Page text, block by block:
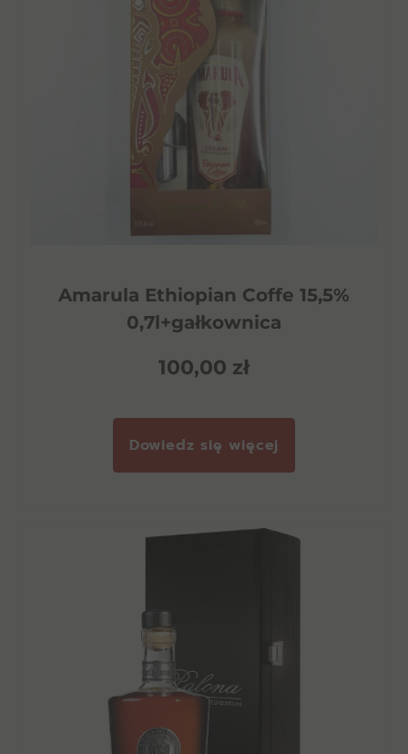
Amarula Ethiopian Coffe 15,5%
0,7l+gałkownica
100,00 zł
Dowiedz się więcej